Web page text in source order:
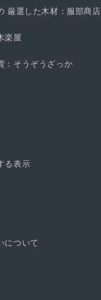
厳選した木材：服部商店
楽屋
：そうぞうざっか
る表示
について